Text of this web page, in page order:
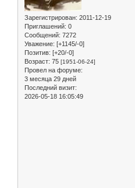
Зарегистрирован: 2011-12-19
Приглашений: 0
Сообщений: 7272
Уважение: [+1145/-0]
Позитив: [+20/-0]
Возраст: 75 [1951-06-24]
Провел на форуме:
3 месяца 29 дней
Последний визит:
2026-05-18 16:05:49